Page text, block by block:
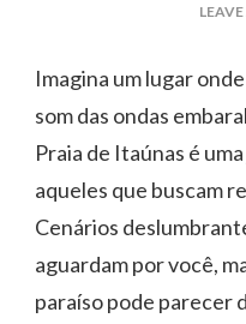
Imagina um lugar
som das ondas
Praia de Itaúnas é
aqueles que buscam
Cenários
aguardam por você,
paraíso pode parecer